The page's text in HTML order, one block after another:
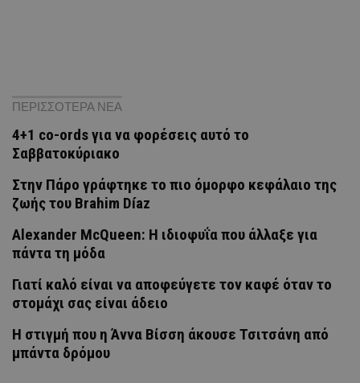
ΠΕΡΙΣΣΟΤΕΡΑ ΝΕΑ
4+1 co-ords για να φορέσεις αυτό το
Σαββατοκύριακο
Στην Πάρο γράφτηκε το πιο όμορφο κεφάλαιο της
ζωής του Brahim Díaz
Alexander McQueen: Η ιδιοφυΐα που άλλαξε για
πάντα τη μόδα
Γιατί καλό είναι να αποφεύγετε τον καφέ όταν το
στομάχι σας είναι άδειο
H στιγμή που η Άννα Βίσση άκουσε Τσιτσάνη από
μπάντα δρόμου